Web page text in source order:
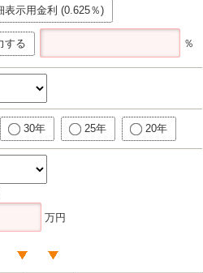
表示用金利 (0.625％)
する ％
30年 25年 20年
万円